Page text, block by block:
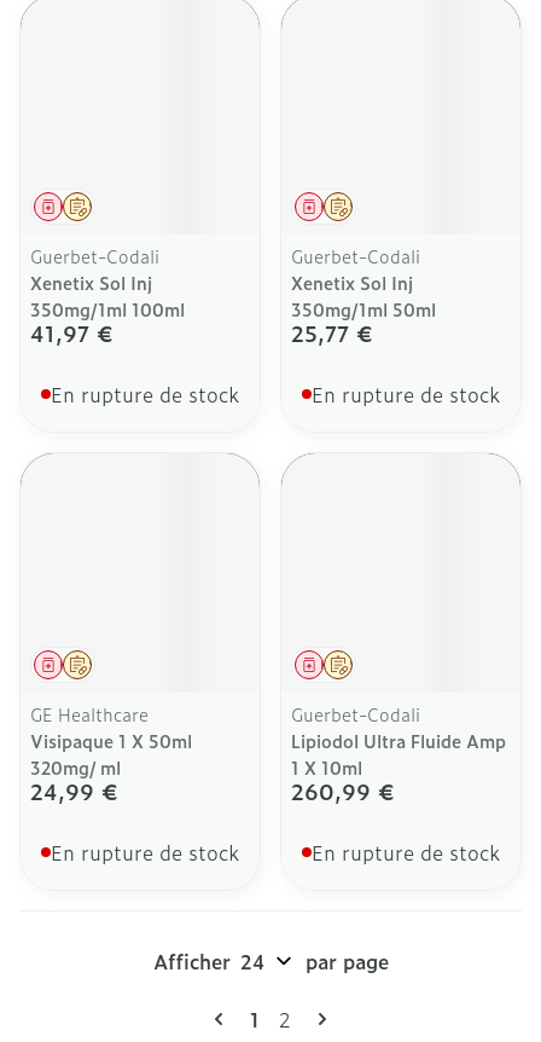
Sur prescription
Médicament
Guerbet-Codali
Xenetix Sol Inj
350mg/1ml 100ml
41,97 €
En rupture de stock
Sur prescription
Médicament
Guerbet-Codali
Xenetix Sol Inj
350mg/1ml 50ml
25,77 €
En rupture de stock
Sur prescription
Médicament
GE Healthcare
Visipaque 1 X 50ml
320mg/ ml
24,99 €
En rupture de stock
Sur prescription
Médicament
Guerbet-Codali
Lipiodol Ultra Fluide Amp
1 X 10ml
260,99 €
En rupture de stock
Pages
Vous lisez actuellement la
1 Page
2
Afficher par page